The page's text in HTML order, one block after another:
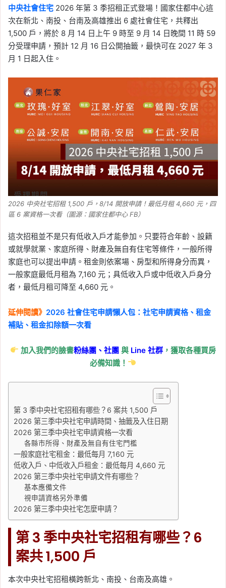
中央社會住宅 2026 年第 3 季招租正式登場！國家住都中心這
次在新北、南投、台南及高雄推出 6 處社會住宅，共釋出
1,500 戶，將於 8 月 14 日上午 9 時至 9 月 14 日晚間 11 時 59
分受理申請，預計 12 月 16 日公開抽籤，最快可在 2027 年 3
月 1 日起入住。
2026 中央社宅招租 1,500 戶，8/14 開放申請！最低月租 4,660 元，四
區 6 案資格一次看（圖源：國家住都中心 FB）
這次招租並不是只有低收入戶才能參加。只要符合年齡、設籍
或就學就業、家庭所得、財產及無自有住宅等條件，一般所得
家庭也可以提出申請。租金則依案場、房型和所得身分而異，
一般家庭最低月租為 7,160 元；具低收入戶或中低收入戶身分
者，最低月租可降至 4,660 元。
延伸閱讀》 2026 社會住宅申請懶人包：社宅申請資格、租金
補貼、租金扣除額一次看
加入我們的臉書粉絲團、社團與 Line社群 ，獲取各種買房
必備知識！
第 3 季中央社宅招租有哪些？6 案共 1,500 戶
2026 第三季中央社宅申請時間、抽籤及入住日期
2026 第三季中央社宅申請資格一次看
各縣市所得、財產及無自有住宅門檻
一般家庭社宅租金：最低每月 7,160 元
低收入戶、中低收入戶租金：最低每月 4,660 元
2026 第三季中央社宅申請文件有哪些？
基本應備文件
視申請資格另外準備
2026 第三季中央社宅怎麼申請？
第 3 季中央社宅招租有哪些？6
案共 1,500 戶
本次中央社宅招租橫跨新北、南投、台南及高雄。